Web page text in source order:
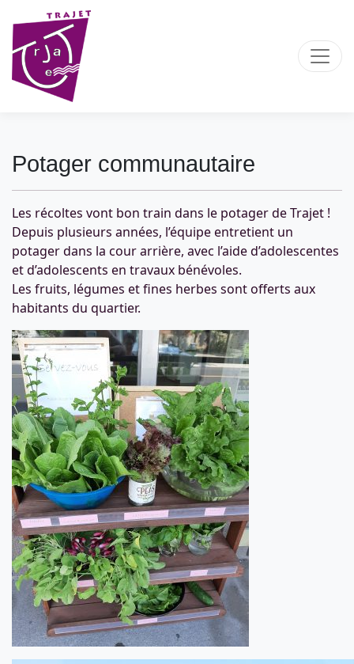
Potager communautaire
Les récoltes vont bon train dans le potager de Trajet !
Depuis plusieurs années, l’équipe entretient un
potager dans la cour arrière, avec l’aide d’adolescentes
et d’adolescents en travaux bénévoles.
Les fruits, légumes et fines herbes sont offerts aux
habitants du quartier.